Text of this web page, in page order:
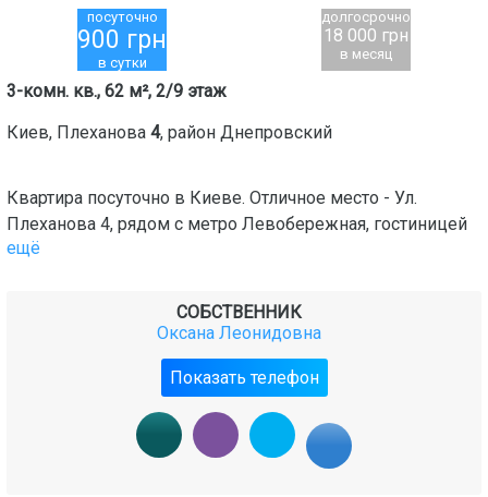
посуточно
900 грн
в сутки
долгосрочно
18 000 грн
в месяц
3-комн. кв., 62 м², 2/9 этаж
Киев, Плеханова 4, район Днепровский
Квартира посуточно в Киеве. Отличное место - Ул.
Плеханова 4, рядом с метро Левобережная, гостиницей
ещё
СОБСТВЕННИК
Оксана Леонидовна
Показать телефон